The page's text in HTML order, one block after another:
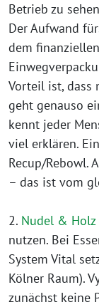
Betrieb zu
Der Aufwand
dem
Vorteil ist, dass
geht genauso
kennt jeder
viel erklären.
Recup/Rebowl.
– das ist vom
2. Nudel & Holz
nutzen. Bei
System Vital
Kölner Raum).
zunächst keine